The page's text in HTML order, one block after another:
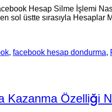
Hesap Silme İşlemi
sol üstte sırasıyla
, facebook hesap dondurma,
Kazanma Özelliği